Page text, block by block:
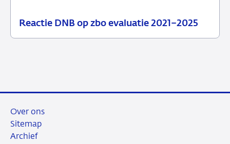
Reactie DNB op zbo evaluatie 2021–2025
Over ons
Sitemap
Archief